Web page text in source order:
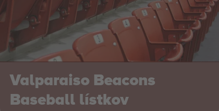
Valparaiso Beacons
Baseball lístkov